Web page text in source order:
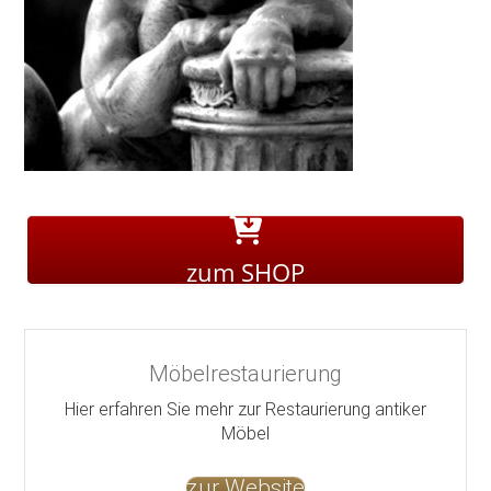
zum SHOP
Möbelrestaurierung
Hier erfahren Sie mehr zur Restaurierung antiker
Möbel